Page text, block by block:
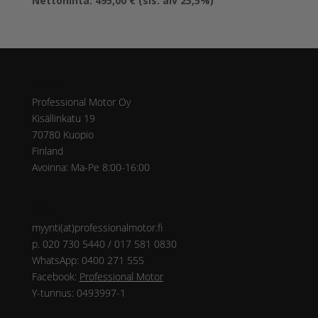
495,00 €.
Professional Motor Oy
Kisällinkatu 19
70780 Kuopio
Finland
Avoinna: Ma-Pe 8:00-16:00
myynti(at)professionalmotor.fi
p. 020 730 5440 / 017 581 0830
WhatsApp: 0400 271 555
Facebook: Professional Motor
Y-tunnus: 0493997-1